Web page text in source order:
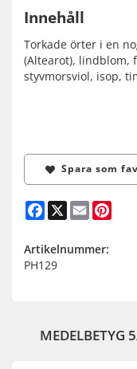
Innehåll
Torkade örter i en
(Altearot), lindblom,
styvmorsviol, isop,
Spara som
Facebook
X Email
Artikelnummer:
PH129
MEDELBETYG 5